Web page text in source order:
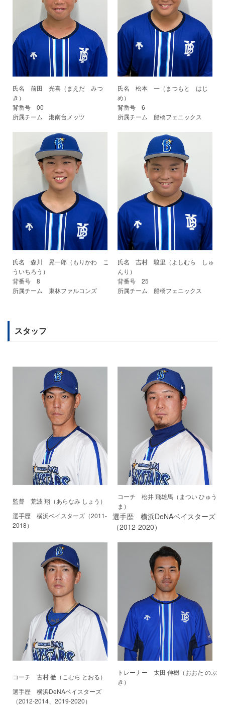
氏名 前田 光喜（まえだ みつ
き）
氏名 松本 一（まつもと はじ
め）
背番号 00
背番号 6
所属チーム 港南台メッツ
所属チーム 船橋フェニックス
氏名 森川 晃一郎（もりかわ こ
ういちろう）
氏名 吉村 駿里（よしむら しゅ
んり）
背番号 8
背番号 25
所属チーム 東林ファルコンズ
所属チーム 船橋フェニックス
スタッフ
監督 荒波 翔（あらなみ しょう）
コーチ 松井 飛雄馬（まつい ひゅう
ま）
選手歴 横浜ベイスターズ（2011-
2018）
選手歴 横浜DeNAベイスターズ
（2012-2020）
コーチ 古村 徹（こむら とおる）
トレーナー 太田 伸樹（おおた のぶ
き）
選手歴 横浜DeNAベイスターズ
（2012-2014、2019-2020）